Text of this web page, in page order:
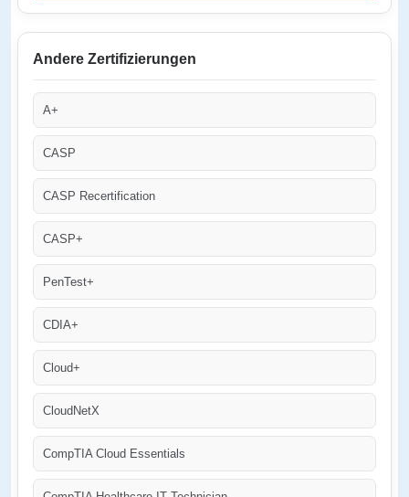
Andere Zertifizierungen
A+
CASP
CASP Recertification
CASP+
PenTest+
CDIA+
Cloud+
CloudNetX
CompTIA Cloud Essentials